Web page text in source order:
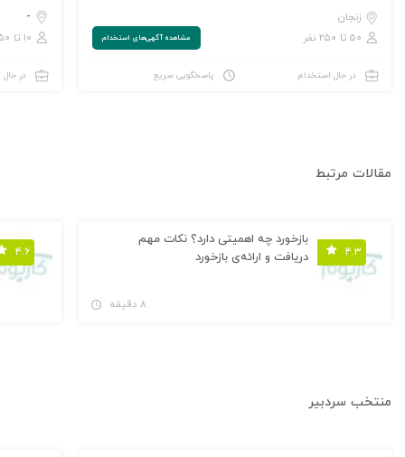
زنجان
۵۰ تا ۲۵۰ نفر
مشاهده‌ آگهی‌های استخدام
در حال استخدام پاسخگویی سریع
-
۱۰ تا ۵۰ نفر
در
مقالات مرتبط
۴.۳
بازخورد چه اهمیتی دارد؟ نکات مهم
دریافت و ارائه‌ی بازخورد
۸ دقیقه
۴.۶
منتخب سردبیر